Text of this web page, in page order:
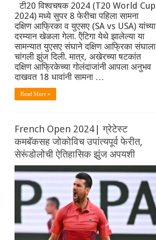
टी20 विश्वचषक 2024 (T20 World Cup
2024) मध्ये सुपर 8 फेरीचा पहिला सामना
दक्षिण आफ्रिका व युएसए (SA vs USA) यांच्या
दरम्यान खेळला गेला.‌ ऍंटिगा येथे झालेल्या या
सामन्यात युएसए संघाने दक्षिण आफ्रिका संघाला
चांगली झुंज दिली. मात्र, अखेरच्या षटकांत
दक्षिण आफ्रिकेच्या गोलंदाजांनी आपला अनुभव
दाखवत 18 धावांनी सामना …
Read More »
French Open 2024| ग्रेटेस्ट
कमबॅकसह जोकोविच उपांत्यपूर्व फेरीत,
सेरूंडोलोची ऐतिहासिक झुंज अपयशी